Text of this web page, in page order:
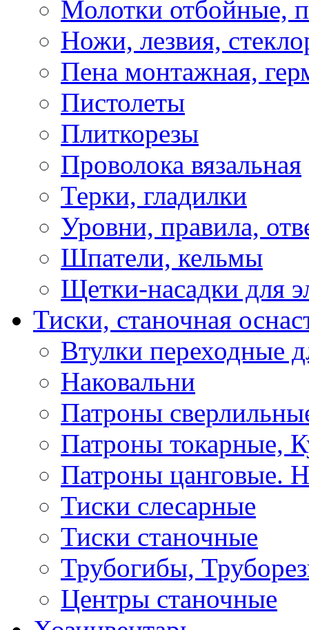
Молотки отбойные,
Ножи, лезвия,
Пена монтажная,
Пистолеты
Плиткорезы
Проволока вязальная
Терки, гладилки
Уровни, правила,
Шпатели, кельмы
Щетки-насадки для
Тиски, станочная
Втулки переходные
Наковальни
Патроны
Патроны токарные,
Патроны цанговые.
Тиски слесарные
Тиски станочные
Трубогибы,
Центры станочные